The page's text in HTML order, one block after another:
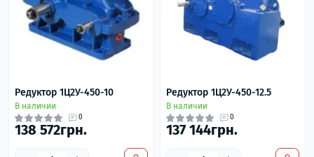
Редуктор 1Ц2У-450-10
В наличии
0
138 572грн.
Редуктор 1Ц2У-450-12.5
В наличии
0
137 144грн.